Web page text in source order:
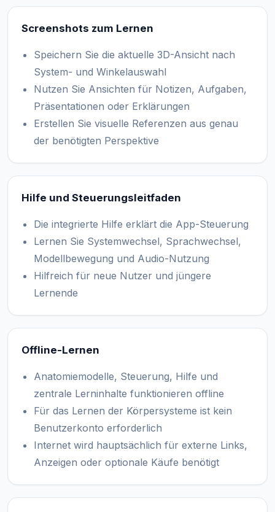
Screenshots zum Lernen
Speichern Sie die aktuelle 3D-Ansicht nach
System- und Winkelauswahl
Nutzen Sie Ansichten für Notizen, Aufgaben,
Präsentationen oder Erklärungen
Erstellen Sie visuelle Referenzen aus genau
der benötigten Perspektive
Hilfe und Steuerungsleitfaden
Die integrierte Hilfe erklärt die App-Steuerung
Lernen Sie Systemwechsel, Sprachwechsel,
Modellbewegung und Audio-Nutzung
Hilfreich für neue Nutzer und jüngere
Lernende
Offline-Lernen
Anatomiemodelle, Steuerung, Hilfe und
zentrale Lerninhalte funktionieren offline
Für das Lernen der Körpersysteme ist kein
Benutzerkonto erforderlich
Internet wird hauptsächlich für externe Links,
Anzeigen oder optionale Käufe benötigt